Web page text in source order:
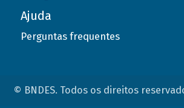
Ajuda
Perguntas frequentes
© BNDES. Todos os direitos